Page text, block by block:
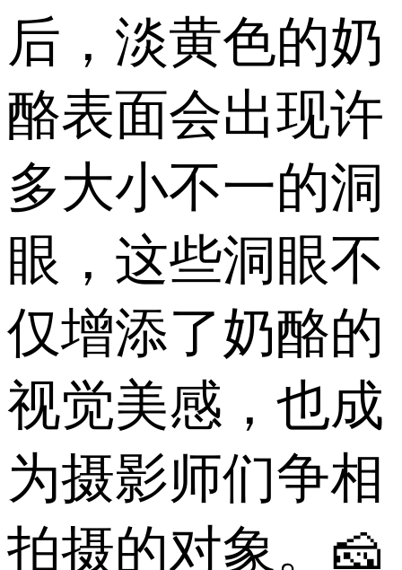
后，淡黄色的奶
酪表面会出现许
多大小不一的洞
眼，这些洞眼不
仅增添了奶酪的
视觉美感，也成
为摄影师们争相
拍摄的对象。🧀